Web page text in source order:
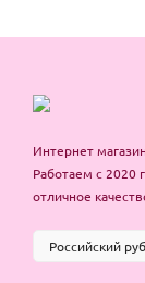
Интернет
Работаем с 2020
отличное